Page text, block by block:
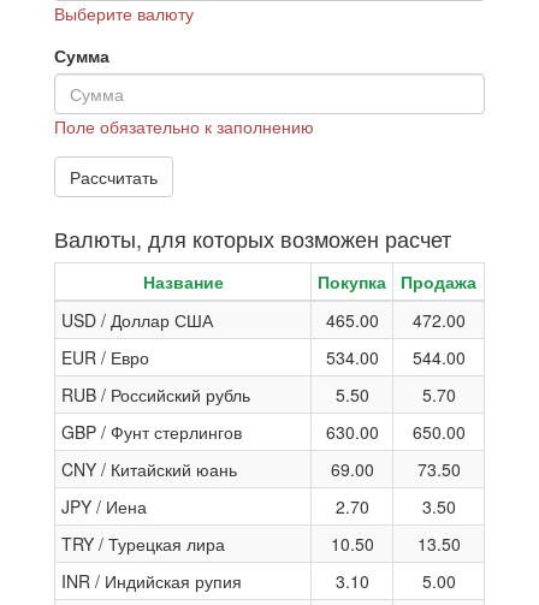
Выберите валюту
Сумма
Поле обязательно к заполнению
Валюты, для которых возможен расчет
Название Покупка
Продажа
USD / Доллар США
465.00
472.00
EUR / Евро
534.00
544.00
RUB / Российский рубль
5.50
5.70
GBP / Фунт стерлингов
630.00
650.00
CNY / Китайский юань
69.00
73.50
JPY / Иена
2.70
3.50
TRY / Турецкая лира
10.50
13.50
INR / Индийская рупия
3.10
5.00